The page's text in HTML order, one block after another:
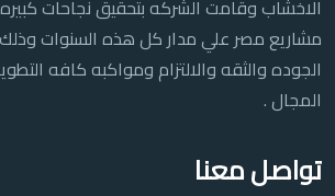
الاخشاب وقامت الشركه بتحقيق نجاحات
مشاريع مصر علي مدار كل هذه السنوات
الجوده والثقه والالتزام ومواكبه كافه
المجال .
تواصل معنا